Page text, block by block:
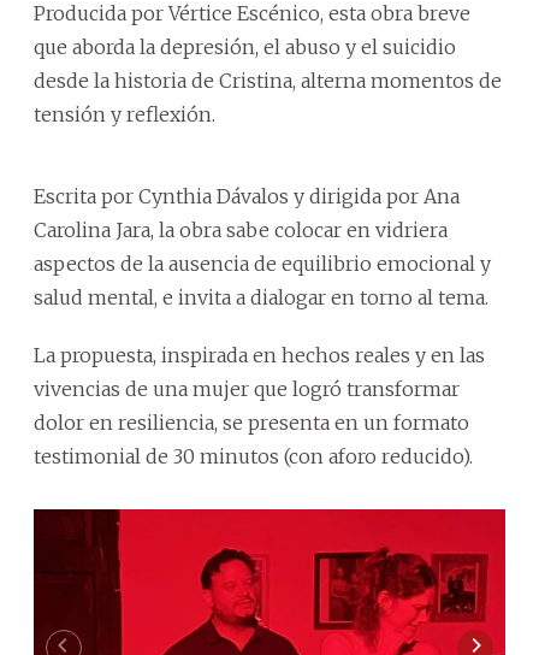
Producida por Vértice Escénico, esta obra breve
que aborda la depresión, el abuso y el suicidio
desde la historia de Cristina, alterna momentos de
tensión y reflexión.
Escrita por Cynthia Dávalos y dirigida por Ana
Carolina Jara, la obra sabe colocar en vidriera
aspectos de la ausencia de equilibrio emocional y
salud mental, e invita a dialogar en torno al tema.
La propuesta, inspirada en hechos reales y en las
vivencias de una mujer que logró transformar
dolor en resiliencia, se presenta en un formato
testimonial de 30 minutos (con aforo reducido).